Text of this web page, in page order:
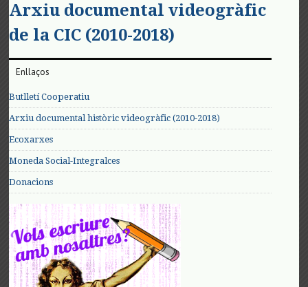
Arxiu documental videogràfic
de la CIC (2010-2018)
Enllaços
Butlletí Cooperatiu
Arxiu documental històric videogràfic (2010-2018)
Ecoxarxes
Moneda Social-Integralces
Donacions